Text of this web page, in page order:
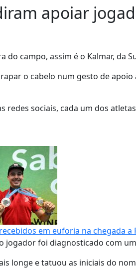
apoiar
do campo, assim é o Kalmar, da
o cabelo num gesto de
redes sociais, cada um dos
em euforia na chegada a
jogador foi diagnosticado com um
longe e tatuou as iniciais do